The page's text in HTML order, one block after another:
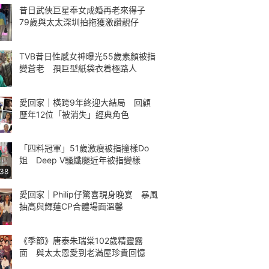
昔日武俠巨星奉女成婚再老來得子
79歲與太太深圳拍拖獲激讚靚仔
TVB昔日性感女神曝光55歲素顏被指
變蒼老 孭巨型紙袋衣着極路人
愛回家｜橫跨9年終迎大結局 回顧
歷年12位「被消失」經典角色
「四料冠軍」51歲激瘦被指撞樣Do
姐 Deep V騷纖腿近年被指變樣
愛回家｜Philip仔驚喜現身晚宴 暴風
抽高與輝蓮CP合體場面溫馨
《季節》唐泰朱瑞棠102歲精靈露
面 與太太恩愛到老滿屋珍貴回憶